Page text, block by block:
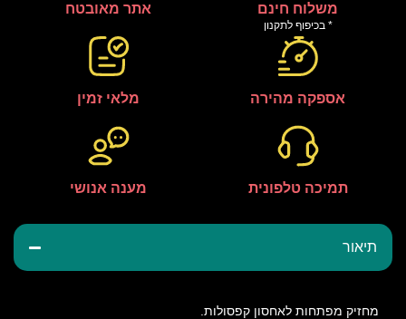
תיאור
מחזיק מפתחות לאחסון קפסולות.
משלוח חינם
* בכיפוף לתקנון
אתר מאובטח
אספקה מהירה מלאי זמין
תמיכה טלפונית מענה אנושי